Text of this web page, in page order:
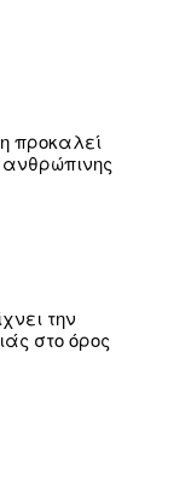
προκαλεί
ανθρώπινης
την
στο όρος